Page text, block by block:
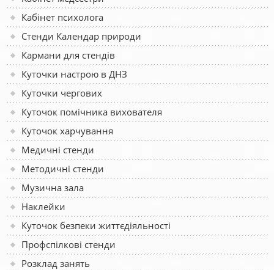
Кабінет психолога
Стенди Календар природи
Кармани для стендів
Куточки настрою в ДНЗ
Куточки чергових
Куточок помічника вихователя
Куточок харчування
Медичні стенди
Методичні стенди
Музична зала
Наклейки
Куточок безпеки життєдіяльності
Профспілкові стенди
Розклад занять